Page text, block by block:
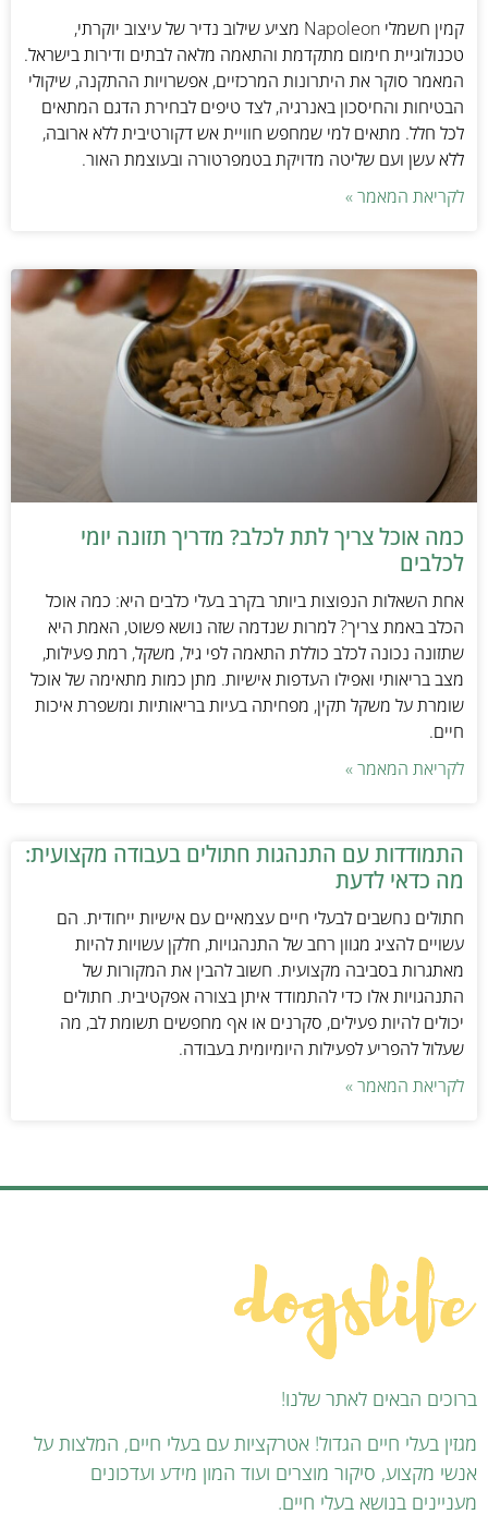
קמין חשמלי Napoleon מציע שילוב נדיר של עיצוב יוקרתי,
טכנולוגיית חימום מתקדמת והתאמה מלאה לבתים ודירות בישראל.
המאמר סוקר את היתרונות המרכזיים, אפשרויות ההתקנה, שיקולי
הבטיחות והחיסכון באנרגיה, לצד טיפים לבחירת הדגם המתאים
לכל חלל. מתאים למי שמחפש חוויית אש דקורטיבית ללא ארובה,
ללא עשן ועם שליטה מדויקת בטמפרטורה ובעוצמת האור.
לקריאת המאמר »
כמה אוכל צריך לתת לכלב? מדריך תזונה יומי
לכלבים
אחת השאלות הנפוצות ביותר בקרב בעלי כלבים היא: כמה אוכל
הכלב באמת צריך? למרות שנדמה שזה נושא פשוט, האמת היא
שתזונה נכונה לכלב כוללת התאמה לפי גיל, משקל, רמת פעילות,
מצב בריאותי ואפילו העדפות אישיות. מתן כמות מתאימה של אוכל
שומרת על משקל תקין, מפחיתה בעיות בריאותיות ומשפרת איכות
חיים.
לקריאת המאמר »
התמודדות עם התנהגות חתולים בעבודה מקצועית:
מה כדאי לדעת
חתולים נחשבים לבעלי חיים עצמאיים עם אישיות ייחודית. הם
עשויים להציג מגוון רחב של התנהגויות, חלקן עשויות להיות
מאתגרות בסביבה מקצועית. חשוב להבין את המקורות של
התנהגויות אלו כדי להתמודד איתן בצורה אפקטיבית. חתולים
יכולים להיות פעילים, סקרנים או אף מחפשים תשומת לב, מה
שעלול להפריע לפעילות היומיומית בעבודה.
לקריאת המאמר »
ברוכים הבאים לאתר שלנו!
מגזין בעלי חיים הגדול! אטרקציות עם בעלי חיים, המלצות על
אנשי מקצוע, סיקור מוצרים ועוד המון מידע ועדכונים
מעניינים בנושא בעלי חיים.